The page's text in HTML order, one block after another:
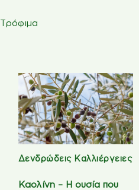
Τρόφιμα
Δενδρώδεις Καλλιέργειες
Καολίνη – Η ουσία που